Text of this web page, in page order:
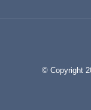
© Copyright